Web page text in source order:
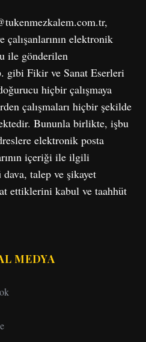
elektronik
ile gönderilen
gibi Fikir ve Sanat Eserleri
hiçbir çalışmaya
çalışmaları hiçbir şekilde
Bununla birlikte, işbu
elektronik posta
içeriği ile ilgili
talep ve şikayet
ettiklerini kabul ve taahhüt
MEDYA